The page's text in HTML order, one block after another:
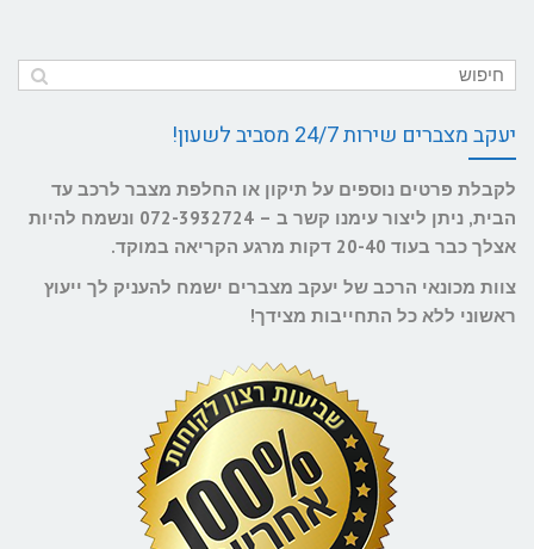
יעקב מצברים שירות 24/7 מסביב לשעון!
לקבלת פרטים נוספים על תיקון או החלפת מצבר לרכב עד
הבית, ניתן ליצור עימנו קשר ב – 072-3932724 ונשמח להיות
אצלך כבר בעוד 20-40 דקות מרגע הקריאה במוקד.
צוות מכונאי הרכב של יעקב מצברים ישמח להעניק לך ייעוץ
ראשוני ללא כל התחייבות מצידך!